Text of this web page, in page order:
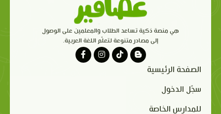
هي منصة ذكية تساعد الطلاب والمعلمين على الوصول
إلى مصادر متنوعة لتعلّم اللغة العربية.
الصفحة الرئيسية
سجّل الدخول
للمدارس الخاصة